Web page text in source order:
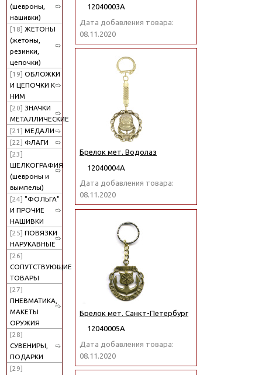
(шевроны,
нашивки)
[18] ЖЕТОНЫ
(жетоны,
резинки,
цепочки)
[19] ОБЛОЖКИ
И ЦЕПОЧКИ К
НИМ
[20] ЗНАЧКИ
МЕТАЛЛИЧЕСКИЕ
[21] МЕДАЛИ
[22] ФЛАГИ
[23]
ШЕЛКОГРАФИЯ
(шевроны и
вымпелы)
[24] "ФОЛЬГА"
И ПРОЧИЕ
НАШИВКИ
[25] ПОВЯЗКИ
НАРУКАВНЫЕ
[26]
СОПУТСТВУЮЩИЕ
ТОВАРЫ
[27]
ПНЕВМАТИКА,
МАКЕТЫ
ОРУЖИЯ
[28]
СУВЕНИРЫ,
ПОДАРКИ
[29]
12040003А
Дата добавления товара:
08.11.2020
Брелок мет. Водолаз
12040004А
Дата добавления товара:
08.11.2020
Брелок мет. Санкт-Петербург
12040005А
Дата добавления товара:
08.11.2020